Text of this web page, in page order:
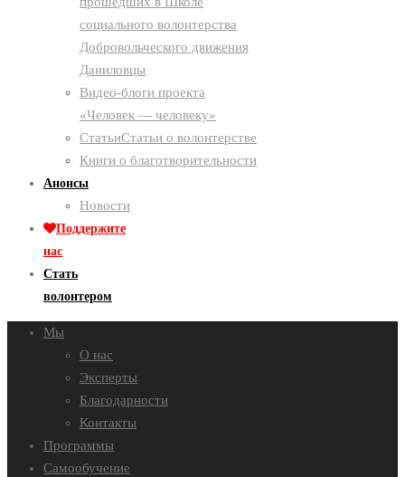
социального волонтерства
Добровольческого движения
Даниловцы
Видео-блоги проекта
«Человек — человеку»
СтатьиСтатьи о волонтерстве
Книги о благотворительности
Анонсы
Новости
Поддержите
нас
Стать
волонтером
Мы
О нас
Эксперты
Благодарности
Контакты
Программы
Самообучение